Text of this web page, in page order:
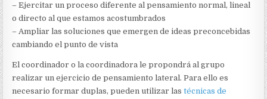
– Ejercitar un proceso diferente al pensamiento normal, lineal
o directo al que estamos acostumbrados
– Ampliar las soluciones que emergen de ideas preconcebidas
cambiando el punto de vista
El coordinador o la coordinadora le propondrá al grupo
realizar un ejercicio de pensamiento lateral. Para ello es
necesario formar duplas, pueden utilizar lastécnicas de